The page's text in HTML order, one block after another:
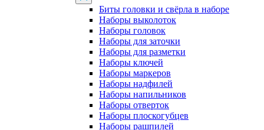
Биты головки и свёрла в наборе
Наборы выколоток
Наборы головок
Наборы для заточки
Наборы для разметки
Наборы ключей
Наборы маркеров
Наборы надфилей
Наборы напильников
Наборы отверток
Наборы плоскогубцев
Наборы рашпилей